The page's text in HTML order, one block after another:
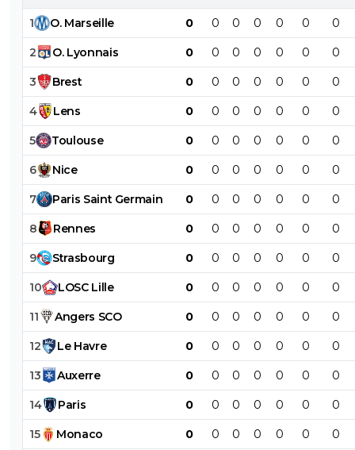
1 O. Marseille 0 0 0 0 0 0 0
2 O. Lyonnais 0 0 0 0 0 0 0
3 Brest 0 0 0 0 0 0 0
4 Lens 0 0 0 0 0 0 0
5 Toulouse 0 0 0 0 0 0 0
6 Nice 0 0 0 0 0 0 0
7 Paris Saint Germain 0 0 0 0 0 0 0
8 Rennes 0 0 0 0 0 0 0
9 Strasbourg 0 0 0 0 0 0 0
10 LOSC Lille 0 0 0 0 0 0 0
11 Angers SCO 0 0 0 0 0 0 0
12 Le Havre 0 0 0 0 0 0 0
13 Auxerre 0 0 0 0 0 0 0
14 Paris 0 0 0 0 0 0 0
15 Monaco 0 0 0 0 0 0 0